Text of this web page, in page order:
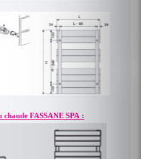
chaude FASSANE SPA :